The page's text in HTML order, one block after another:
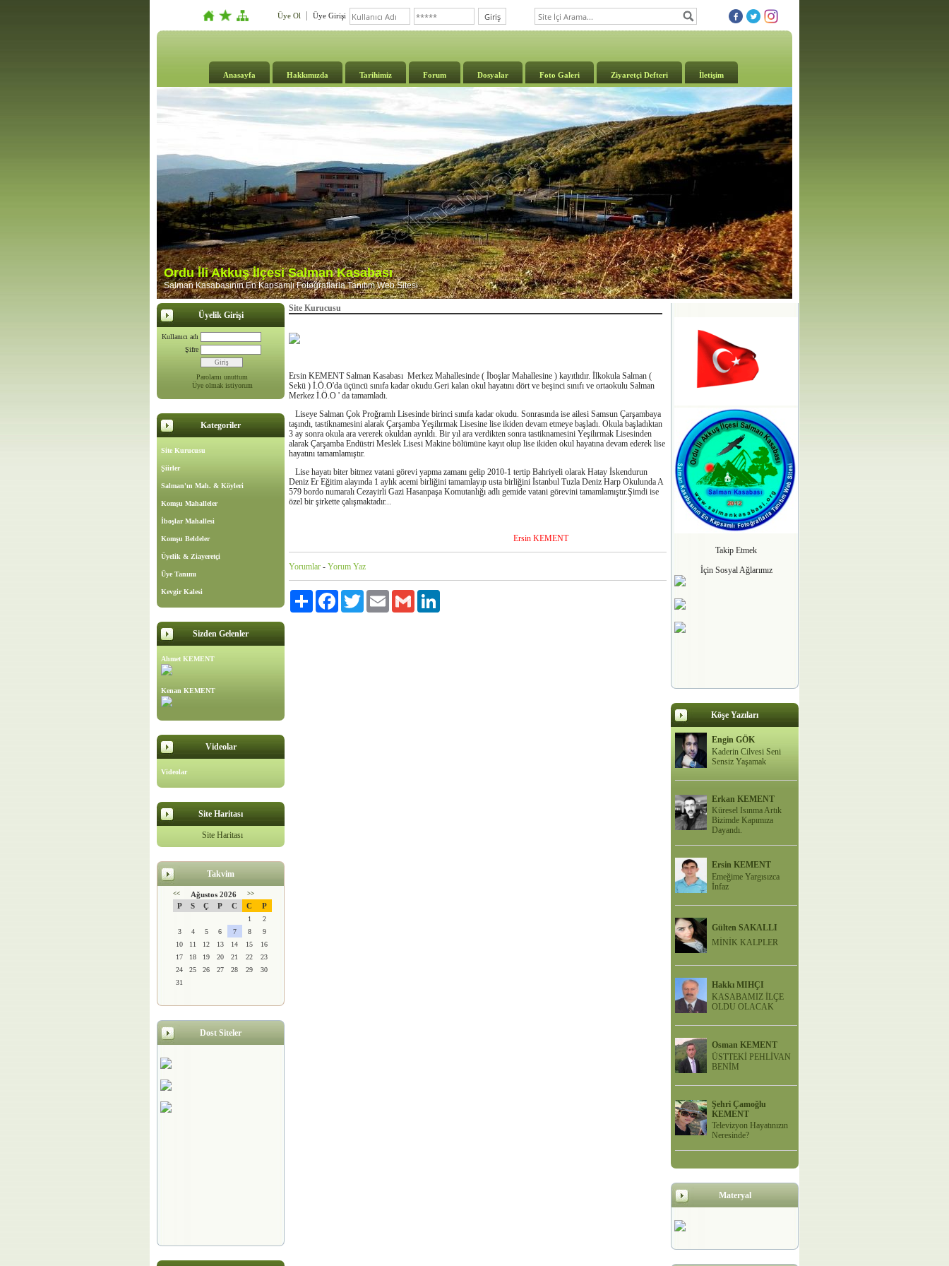
Üye Ol Üye Girişi
Anasayfa Hakkımızda Tarihimiz Forum Dosyalar Foto Galeri Ziyaretçi Defteri İletişim
Ordu İli Akkuş İlçesi Salman Kasabası
Salman Kasabasının En Kapsamlı Fotoğraflarla Tanıtım Web Sitesi
Üyelik Girişi
Kullanıcı adı
Şifre
Parolamı unuttum
Üye olmak istiyorum
Kategoriler
Site Kurucusu
Şiirler
Salman'ın Mah. & Köyleri
Komşu Mahalleler
İboşlar Mahallesi
Komşu Beldeler
Üyelik & Ziayeretçi
Üye Tanımı
Kevgir Kalesi
Sizden Gelenler
Ahmet KEMENT
Kenan KEMENT
Videolar
Videolar
Site Haritası
Site Haritası
Takvim
<< Ağustos 2026 >>
P S Ç P C C P
1
2
3
4 5 6 7 8
9
10
11 12 13 14 15
16
17
18 19 20 21 22
23
24
25 26 27 28 29
30
31
Dost Siteler
Site Kurucusu
Ersin KEMENT Salman Kasabası Merkez Mahallesinde ( İboşlar Mahallesine ) kayıtlıdır. İlkokula Salman (
Sekü ) İ.Ö.O'da üçüncü sınıfa kadar okudu.Geri kalan okul hayatını dört ve beşinci sınıfı ve ortaokulu Salman
Merkez İ.Ö.O ' da tamamladı.
Liseye Salman Çok Proğramlı Lisesinde birinci sınıfa kadar okudu. Sonrasında ise ailesi Samsun Çarşambaya
taşındı, tastiknamesini alarak Çarşamba Yeşilırmak Lisesine lise ikiden devam etmeye başladı. Okula başladıktan
3 ay sonra okula ara vererek okuldan ayrıldı. Bir yıl ara verdikten sonra tastiknamesini Yeşilırmak Lisesinden
alarak Çarşamba Endüstri Meslek Lisesi Makine bölümüne kayıt olup lise ikiden okul hayatına devam ederek lise
hayatını tamamlamıştır.
Lise hayatı biter bitmez vatani görevi yapma zamanı gelip 2010-1 tertip Bahriyeli olarak Hatay İskendurun
Deniz Er Eğitim alayında 1 aylık acemi birliğini tamamlayıp usta birliğini İstanbul Tuzla Deniz Harp Okulunda A
579 bordo numaralı Cezayirli Gazi Hasanpaşa Komutanlığı adlı gemide vatani görevini tamamlamıştır.Şimdi ise
özel bir şirkette çalışmaktadır...
Ersin KEMENT
Yorumlar - Yorum Yaz
Paylaş FacebookTwitter Email Gmail
Takip Etmek
İçin Sosyal Ağlarımız
Köşe Yazıları
Engin GÖK
Kaderin Cilvesi Seni
Sensiz Yaşamak
Erkan KEMENT
Küresel Isınma Artık
Bizimde Kapımıza
Dayandı.
Ersin KEMENT
Emeğime Yargısızca
İnfaz
Gülten SAKALLI
MİNİK KALPLER
Hakkı MIHÇI
KASABAMIZ İLÇE
OLDU OLACAK
Osman KEMENT
ÜSTTEKİ PEHLİVAN
BENİM
Şehri Çamoğlu
KEMENT
Televizyon Hayatınızın
Neresinde?
Materyal